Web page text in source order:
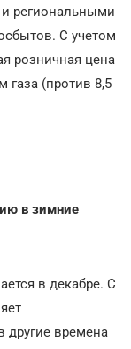
и региональными
С учетом
розничная цена
газа (против 8,5
в зимние
в декабре. С
другие времена